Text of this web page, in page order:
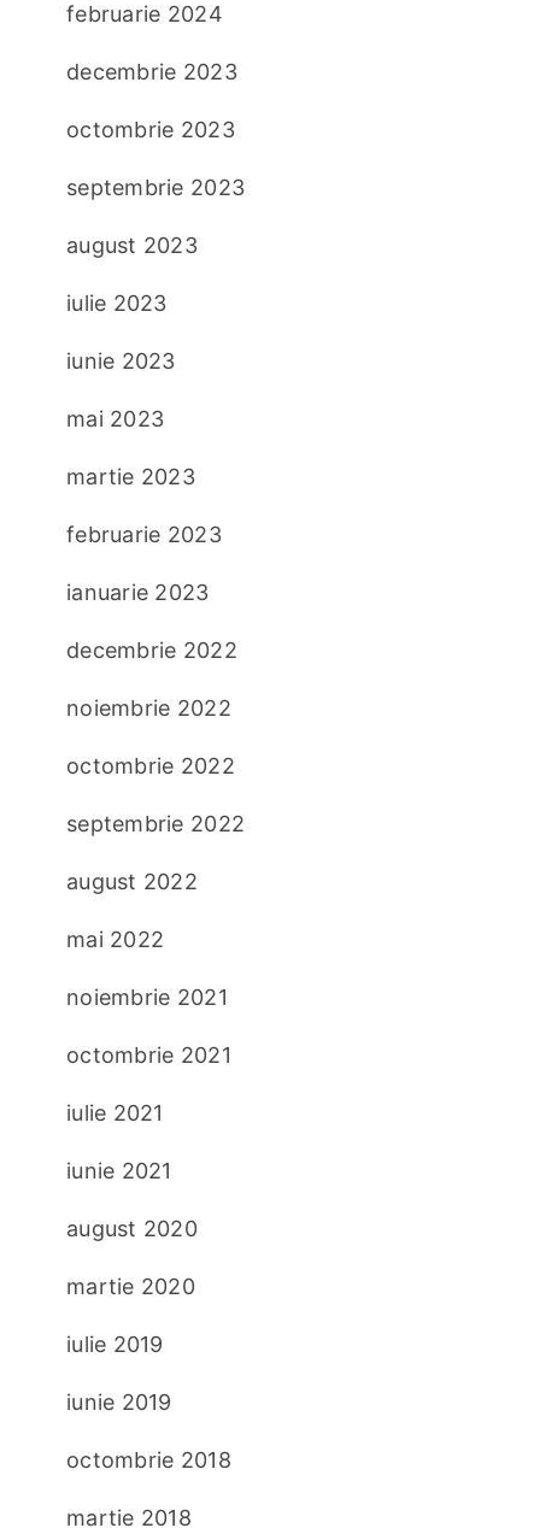
februarie 2024
decembrie 2023
octombrie 2023
septembrie 2023
august 2023
iulie 2023
iunie 2023
mai 2023
martie 2023
februarie 2023
ianuarie 2023
decembrie 2022
noiembrie 2022
octombrie 2022
septembrie 2022
august 2022
mai 2022
noiembrie 2021
octombrie 2021
iulie 2021
iunie 2021
august 2020
martie 2020
iulie 2019
iunie 2019
octombrie 2018
martie 2018